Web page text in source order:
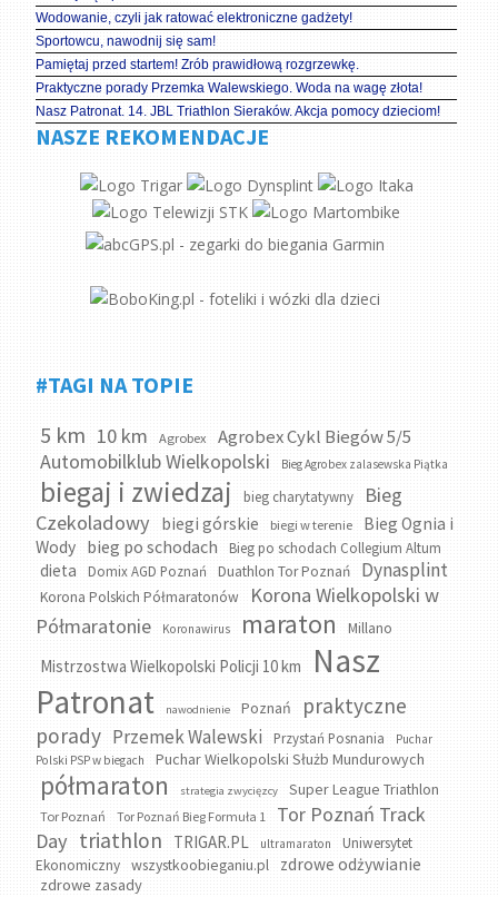
Wodowanie, czyli jak ratować elektroniczne gadżety!
Sportowcu, nawodnij się sam!
Pamiętaj przed startem! Zrób prawidłową rozgrzewkę.
Praktyczne porady Przemka Walewskiego. Woda na wagę złota!
Nasz Patronat. 14. JBL Triathlon Sieraków. Akcja pomocy dzieciom!
NASZE REKOMENDACJE
#TAGI NA TOPIE
5 km 10 km Agrobex Agrobex Cykl Biegów 5/5
Automobilklub Wielkopolski Bieg Agrobex zalasewska Piątka
biegaj i zwiedzaj bieg charytatywny
Bieg
Czekoladowy
biegi górskie biegi w terenie
Bieg Ognia i
Wody bieg po schodach Bieg po schodach Collegium Altum
dieta Domix AGD Poznań Duathlon Tor Poznań Dynasplint
Korona Polskich Półmaratonów
Korona Wielkopolski w
Półmaratonie
Koronawirus maraton Millano
Mistrzostwa Wielkopolski Policji 10 km
Nasz
Patronat
nawodnienie Poznań
praktyczne
porady Przemek Walewski Przystań Posnania
Puchar
Polski PSP w biegach
Puchar Wielkopolski Służb Mundurowych
półmaraton strategia zwycięzcy Super League Triathlon
Tor Poznań Tor Poznań Bieg Formuła 1
Tor Poznań Track
Day triathlon TRIGAR.PL ultramaraton
Uniwersytet
Ekonomiczny
wszystkoobieganiu.pl zdrowe odżywianie
zdrowe zasady